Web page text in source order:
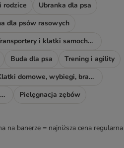
rodzice
Ubranka dla psa
dla psów rasowych
Transportery i klatki samochodowe
Buda dla psa
Trening i agility
Klatki domowe, wybiegi, bramki i rampy
Odświeżacze i akcesoria do sprzątania
Pielęgnacja zębów
na banerze = najniższa cena regularna